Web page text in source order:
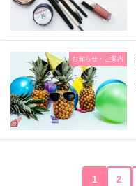
お知らせ・ご案内
1 2